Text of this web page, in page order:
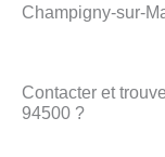
Champigny-sur-
Contacter et
94500 ?